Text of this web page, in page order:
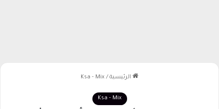
الرئيسية /
Ksa - Mix
Ksa - Mix